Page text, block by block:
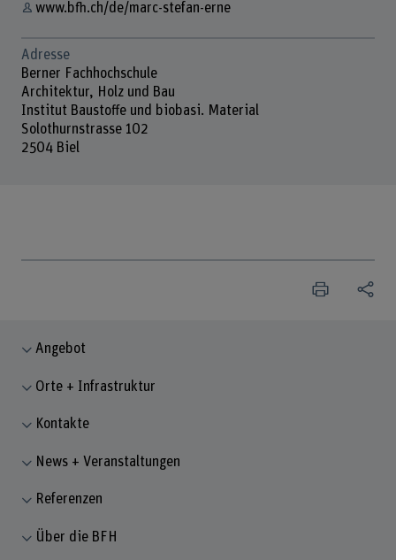
www.bfh.ch/de/marc-stefan-erne
Adresse
Berner Fachhochschule
Architektur, Holz und Bau
Institut Baustoffe und biobasi. Material
Solothurnstrasse 102
2504 Biel
Angebot
Orte + Infrastruktur
Kontakte
News + Veranstaltungen
Referenzen
Über die BFH